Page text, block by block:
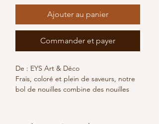
Ajouter au panier
Commander et payer
De : EYS Art & Déco
Frais, coloré et plein de saveurs, notre
bol de nouilles combine des nouilles